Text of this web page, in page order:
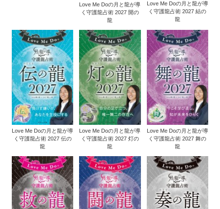
Love Me Doの月と龍が導
く守護龍占術 2027 開の
龍
Love Me Doの月と龍が導
く守護龍占術 2027 結の
龍
Love Me Doの月と龍が導
く守護龍占術 2027 伝の
龍
Love Me Doの月と龍が導
く守護龍占術 2027 灯の
龍
Love Me Doの月と龍が導
く守護龍占術 2027 舞の
龍